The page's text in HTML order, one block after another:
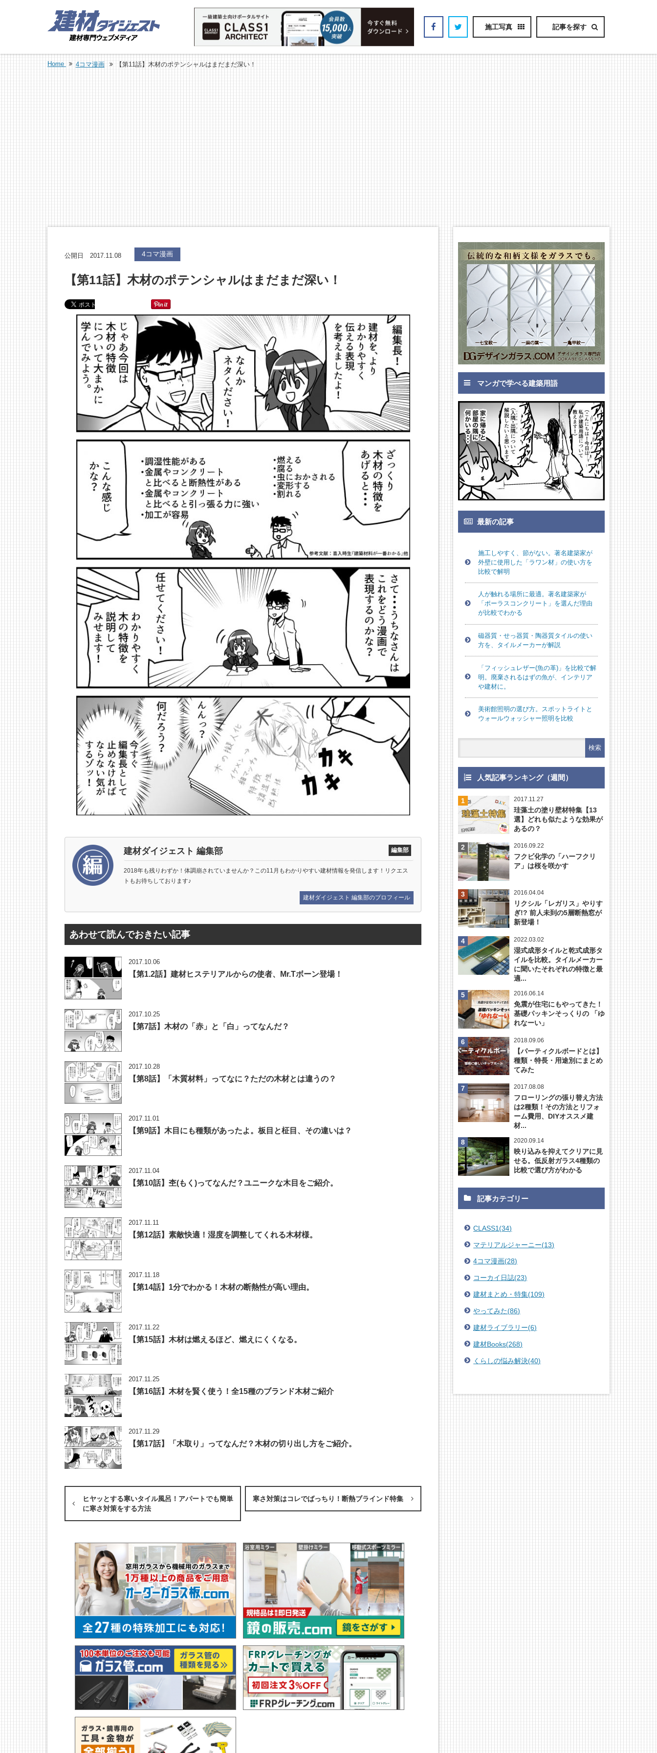
施工写真 記事を探す
Home 4コマ漫画 【第11話】木材のポテンシャルはまだまだ深い！
公開日 2017.11.08 4コマ漫画
【第11話】木材のポテンシャルはまだまだ深い！
建材ダイジェスト 編集部 編集部
2018年も残りわずか！体調崩されていませんか？この11月もわかりやすい建材情報を発信します！リクエス
トもお待ちしております♪
建材ダイジェスト 編集部のプロフィール
あわせて読んでおきたい記事
2017.10.06
【第1.2話】建材ヒステリアルからの使者、Mr.Tボーン登場！
2017.10.25
【第7話】木材の「赤」と「白」ってなんだ？
2017.10.28
【第8話】「木質材料」ってなに？ただの木材とは違うの？
2017.11.01
【第9話】木目にも種類があったよ。板目と柾目、その違いは？
2017.11.04
【第10話】杢(もく)ってなんだ？ユニークな木目をご紹介。
2017.11.11
【第12話】素敵快適！湿度を調整してくれる木材様。
2017.11.18
【第14話】1分でわかる！木材の断熱性が高い理由。
2017.11.22
【第15話】木材は燃えるほど、燃えにくくなる。
2017.11.25
【第16話】木材を賢く使う！全15種のブランド木材ご紹介
2017.11.29
【第17話】「木取り」ってなんだ？木材の切り出し方をご紹介。
ヒヤッとする寒いタイル風呂！アパートでも簡単
に寒さ対策をする方法
寒さ対策はコレでばっちり！断熱ブラインド特集
マンガで学べる建築用語
最新の記事
施工しやすく、節がない。著名建築家が
外壁に使用した「ラワン材」の使い方を
比較で解明
人が触れる場所に最適。著名建築家が
「ポーラスコンクリート」を選んだ理由
が比較でわかる
磁器質・せっ器質・陶器質タイルの使い
方を、タイルメーカーが解説
「フィッシュレザー(魚の革)」を比較で解
明。廃棄されるはずの魚が、インテリア
や建材に。
美術館照明の選び方。スポットライトと
ウォールウォッシャー照明を比較
人気記事ランキング（週間）
2017.11.27
珪藻土の塗り壁材特集【13
選】どれも似たような効果が
あるの？
2016.09.22
フクビ化学の「ハーフクリ
ア」は桜を咲かす
2016.04.04
リクシル「レガリス」やりす
ぎ!? 前人未到の5層断熱窓が
新登場！
2022.03.02
湿式成形タイルと乾式成形タ
イルを比較。タイルメーカー
に聞いたそれぞれの特徴と最
適...
2016.06.14
免震が住宅にもやってきた！
基礎パッキンそっくりの 「ゆ
れなーい」
2018.09.06
【パーティクルボードとは】
種類・特長・用途別にまとめ
てみた
2017.08.08
フローリングの張り替え方法
は2種類！その方法とリフォ
ーム費用、DIYオススメ建
材...
2020.09.14
映り込みを抑えてクリアに見
せる。低反射ガラス4種類の
比較で選び方がわかる
記事カテゴリー
CLASS1(34)
マテリアルジャーニー(13)
4コマ漫画(28)
コーカイ日誌(23)
建材まとめ・特集(109)
やってみた(86)
建材ライブラリー(6)
建材Books(268)
くらしの悩み解決(40)